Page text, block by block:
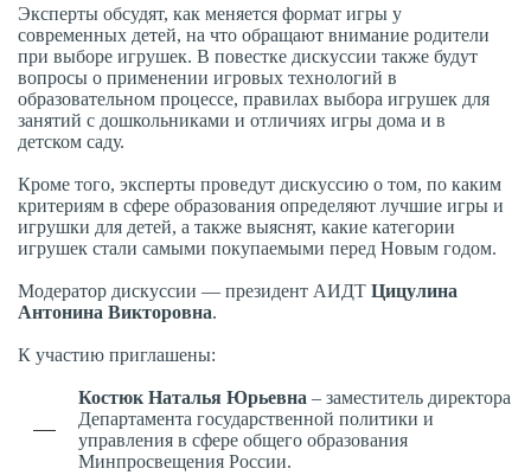
Эксперты обсудят, как меняется формат игры у
современных детей, на что обращают внимание родители
при выборе игрушек. В повестке дискуссии также будут
вопросы о применении игровых технологий в
образовательном процессе, правилах выбора игрушек для
занятий с дошкольниками и отличиях игры дома и в
детском саду.
Кроме того, эксперты проведут дискуссию о том, по каким
критериям в сфере образования определяют лучшие игры и
игрушки для детей, а также выяснят, какие категории
игрушек стали самыми покупаемыми перед Новым годом.
Модератор дискуссии — президент АИДТ Цицулина
Антонина Викторовна.
К участию приглашены:
Костюк Наталья Юрьевна – заместитель директора
Департамента государственной политики и
управления в сфере общего образования
Минпросвещения России.